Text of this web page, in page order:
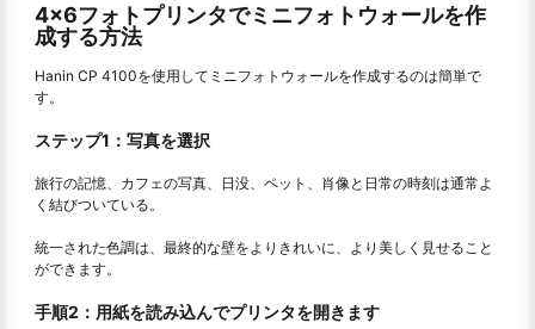
4×6フォトプリンタでミニフォトウォールを作
成する方法
Hanin CP 4100を使用してミニフォトウォールを作成するのは簡単で
す。
ステップ1：写真を選択
旅行の記憶、カフェの写真、日没、ペット、肖像と日常の時刻は通常よ
く結びついている。
統一された色調は、最終的な壁をよりきれいに、より美しく見せること
ができます。
手順2：用紙を読み込んでプリンタを開きます